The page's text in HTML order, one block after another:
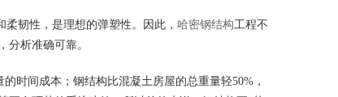
韧性，是理想的弹塑性。因此， 哈密钢结构工程不
分析准确可靠。
时间成本；钢结构比混凝土房屋的总重量轻50%，